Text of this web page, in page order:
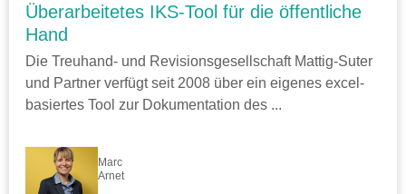
Überarbeitetes IKS-Tool für die öffentliche
Hand
Die Treuhand- und Revisionsgesellschaft Mattig-Suter
und Partner verfügt seit 2008 über ein eigenes excel-
basiertes Tool zur Dokumentation des ...
Marc
Arnet